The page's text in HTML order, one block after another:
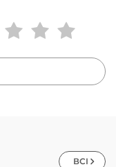
ВСІ